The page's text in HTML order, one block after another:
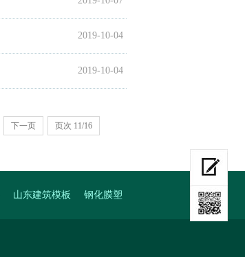
2019-10-04
2019-10-04
下一页 页次 11/16
山东建筑模板 钢化膜塑